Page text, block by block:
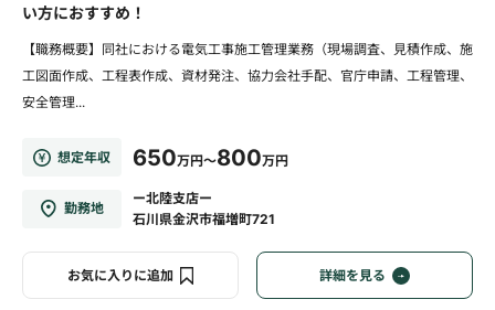
い方におすすめ！
【職務概要】同社における電気工事施工管理業務（現場調査、見積作成、施
工図面作成、工程表作成、資材発注、協力会社手配、官庁申請、工程管理、
安全管理...
想定年収 650万円～800万円
勤務地
ー北陸支店ー
石川県金沢市福増町721
お気に入りに追加 詳細を見る